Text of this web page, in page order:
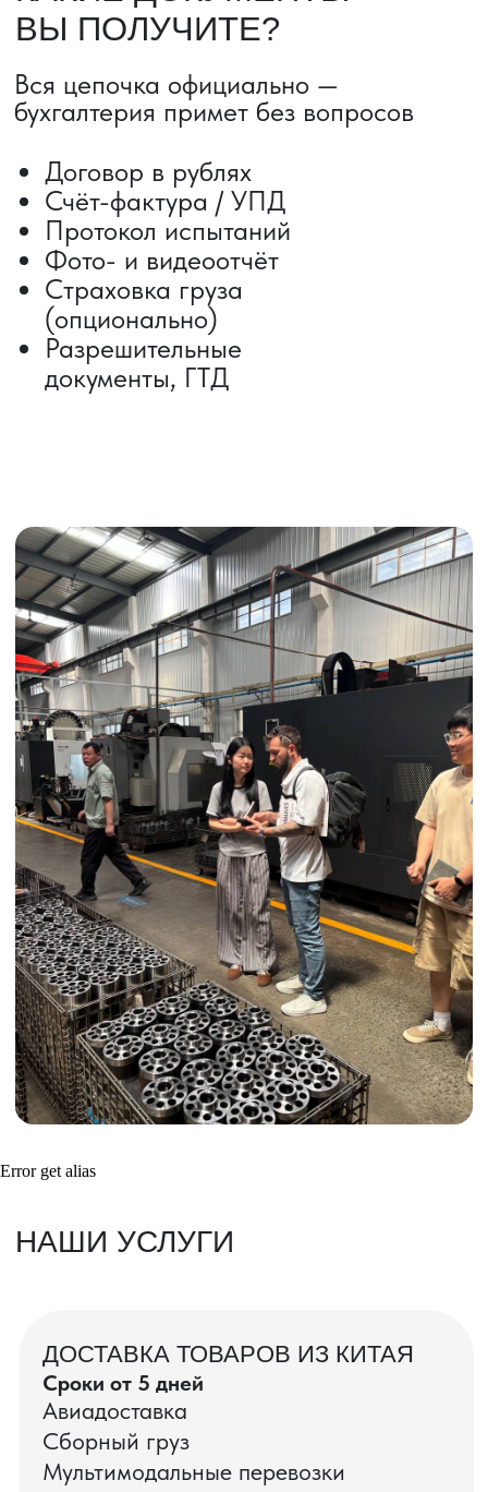
Error get alias
ВЫКУП ТОВАРОВ ИЗ КИТАЯ
Выкуп от 1 000 000 ₽
ИНДИВИДУАЛЬНЫЕ УСЛУГИ
Выгодные условия
Сертификация грузов
Консолидация грузов
Сопровождение грузов
Таможенное оформление
Страхование груза
Временное хранение
Организация производства
Проверка качества товара
Оплата и переговоры
с поставщиком
Инспекция поставщика
Товары для маркетплейсов
Получить консультацию
Получить консультацию
Сроки от 5 дней
Авиадоставка
Мультимодальные перевозки
Железнодорожные перевозки
Автогрузоперевозки
Негабаритные грузоперевозки
Доставка образцов
Получить консультацию
Фотографии и видео-отчеты
проверок товаров, работы склада,
в РФ
смотрите в нашем Telegram-канале